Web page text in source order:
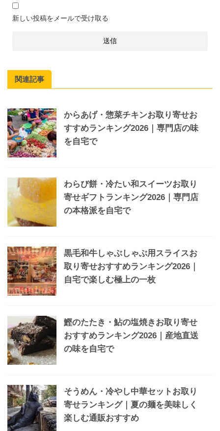
新しい投稿をメールで受け取る
関連記事
からあげ・惣菜チキンお取り寄せお
すすめランキング2026｜専門店の味
を自宅で
わらび餅・冷たい和スイーツお取り
寄せギフトランキング2026｜専門店
の本格派を自宅で
黒毛和牛しゃぶしゃぶ用スライスお
取り寄せおすすめランキング2026｜
自宅で楽しむ極上の一枚
鰹のたたき・鮎の塩焼きお取り寄せ
おすすめランキング2026｜産地直送
の味を自宅で
そうめん・冷やし中華セットお取り
寄せランキング｜夏の麺を美味しく
楽しむ通販おすすめ